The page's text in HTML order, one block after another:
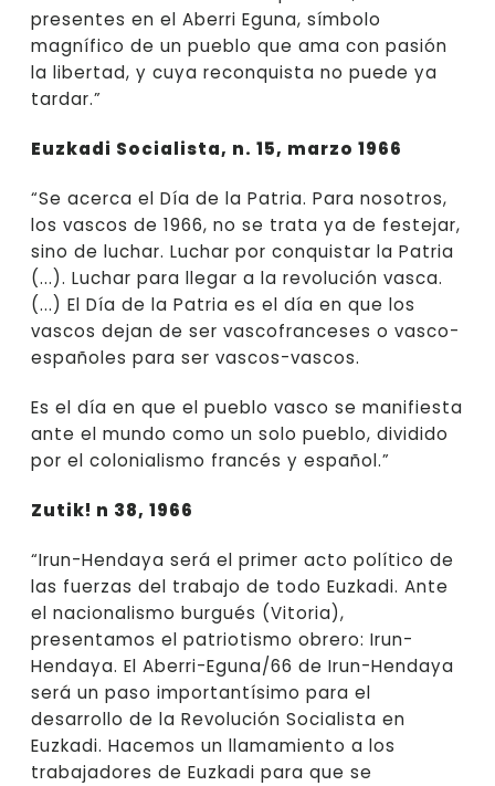
presentes en el Aberri Eguna, símbolo
magnífico de un pueblo que ama con pasión
la libertad, y cuya reconquista no puede ya
tardar.”
Euzkadi Socialista, n. 15, marzo 1966
“Se acerca el Día de la Patria. Para nosotros,
los vascos de 1966, no se trata ya de festejar,
sino de luchar. Luchar por conquistar la Patria
(...). Luchar para llegar a la revolución vasca.
(...) El Día de la Patria es el día en que los
vascos dejan de ser vascofranceses o vasco-
españoles para ser vascos-vascos.
Es el día en que el pueblo vasco se manifiesta
ante el mundo como un solo pueblo, dividido
por el colonialismo francés y español.”
Zutik! n 38, 1966
“Irun-Hendaya será el primer acto político de
las fuerzas del trabajo de todo Euzkadi. Ante
el nacionalismo burgués (Vitoria),
presentamos el patriotismo obrero: Irun-
Hendaya. El Aberri-Eguna/66 de Irun-Hendaya
será un paso importantísimo para el
desarrollo de la Revolución Socialista en
Euzkadi. Hacemos un llamamiento a los
trabajadores de Euzkadi para que se